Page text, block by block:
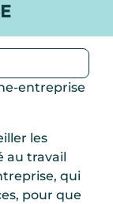
entreprise
les
au travail
qui
pour que